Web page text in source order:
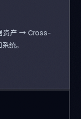
资产 → Cross-
统。